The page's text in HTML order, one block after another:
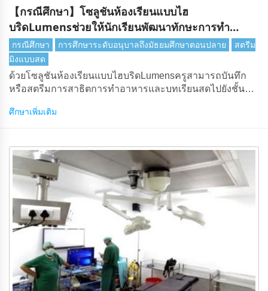
【กรณีศึกษา】โซลูชันห้องเรียนแบบไฮ
บริดLumensช่วยให้นักเรียนพัฒนาทักษะการทํา
อาหาร
กรณีศึกษา การศึกษาระดับอนุบาลถึงมัธยมศึกษาตอนปลาย
สตรีม
มิงแบบสด
ด้วยโซลูชันห้องเรียนแบบไฮบริดLumensครูสามารถบันทึก
หรือสตรีมการสาธิตการทําอาหารและบทเรียนสดไปยังชั้น
ศึกษาเพิ่มเติม